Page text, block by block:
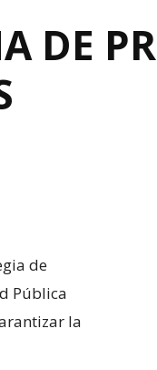
DE
de
Pública
la